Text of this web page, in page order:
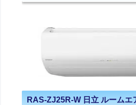
RAS-ZJ25R-W 日立 ルームエ